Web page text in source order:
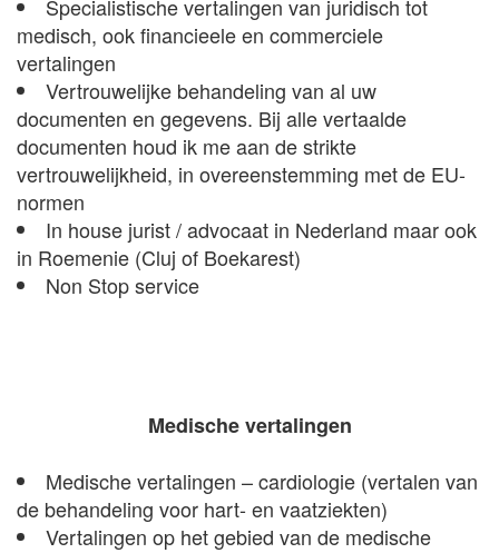
Specialistische vertalingen van juridisch tot
medisch, ook financieele en commerciele
vertalingen
Vertrouwelijke behandeling van al uw
documenten en gegevens. Bij alle vertaalde
documenten houd ik me aan de strikte
vertrouwelijkheid, in overeenstemming met de EU-
normen
In house jurist / advocaat in Nederland maar ook
in Roemenie (Cluj of Boekarest)
Non Stop service
Medische vertalingen
Medische vertalingen – cardiologie (vertalen van
de behandeling voor hart- en vaatziekten)
Vertalingen op het gebied van de medische